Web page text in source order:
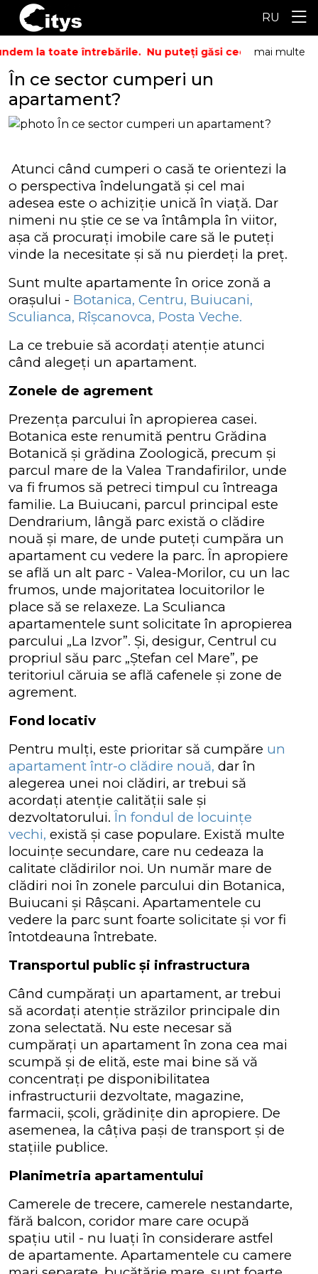
RU
la toate întrebările. Nu puteți găsi ceea ce căutați?
mai multe
În ce sector cumperi un
apartament?
Atunci când cumperi o casă te orientezi la
o perspectiva îndelungată și cel mai
adesea este o achiziție unică în viață. Dar
nimeni nu știe ce se va întâmpla în viitor,
așa că procurați imobile care să le puteți
vinde la necesitate și să nu pierdeți la preț.
Sunt multe apartamente în orice zonă a
orașului - Botanica, Centru, Buiucani,
Sculianca, Rîșcanovca, Posta Veche.
La ce trebuie să acordați atenție atunci
când alegeți un apartament.
Zonele de agrement
Prezența parcului în apropierea casei.
Botanica este renumită pentru Grădina
Botanică și grădina Zoologică, precum și
parcul mare de la Valea Trandafirilor, unde
va fi frumos să petreci timpul cu întreaga
familie. La Buiucani, parcul principal este
Dendrarium, lângă parc există o clădire
nouă și mare, de unde puteți cumpăra un
apartament cu vedere la parc. În apropiere
se află un alt parc - Valea-Morilor, cu un lac
frumos, unde majoritatea locuitorilor le
place să se relaxeze. La Sculianca
apartamentele sunt solicitate în apropierea
parcului „La Izvor”. Și, desigur, Centrul cu
propriul său parc „Ștefan cel Mare”, pe
teritoriul căruia se află cafenele și zone de
agrement.
Fond locativ
Pentru mulți, este prioritar să cumpăre un
apartament într-o clădire nouă, dar în
alegerea unei noi clădiri, ar trebui să
acordați atenție calității sale și
dezvoltatorului.În fondul de locuințe
vechi, există și case populare. Există multe
locuințe secundare, care nu cedeaza la
calitate clădirilor noi. Un număr mare de
clădiri noi în zonele parcului din Botanica,
Buiucani și Râșcani. Apartamentele cu
vedere la parc sunt foarte solicitate și vor fi
întotdeauna întrebate.
Transportul public și infrastructura
Când cumpărați un apartament, ar trebui
să acordați atenție străzilor principale din
zona selectată. Nu este necesar să
cumpărați un apartament în zona cea mai
scumpă și de elită, este mai bine să vă
concentrați pe disponibilitatea
infrastructurii dezvoltate, magazine,
farmacii, școli, grădinițe din apropiere. De
asemenea, la câțiva pași de transport și de
stațiile publice.
Planimetria apartamentului
Camerele de trecere, camerele nestandarte,
fără balcon, coridor mare care ocupă
spațiu util - nu luați în considerare astfel
de apartamente. Apartamentele cu camere